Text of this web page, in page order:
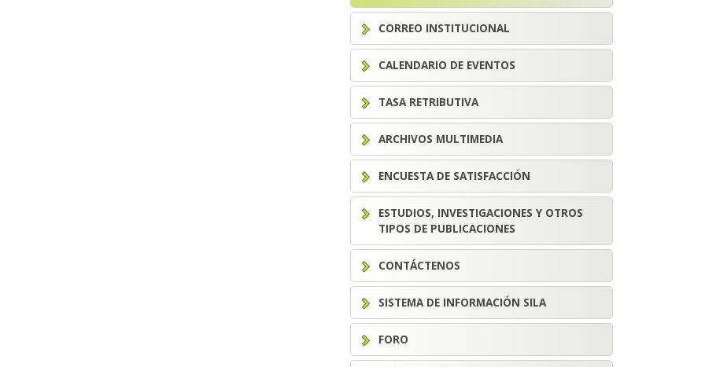
CORREO INSTITUCIONAL
CALENDARIO DE EVENTOS
TASA RETRIBUTIVA
ARCHIVOS MULTIMEDIA
ENCUESTA DE SATISFACCIÓN
ESTUDIOS, INVESTIGACIONES Y OTROS
TIPOS DE PUBLICACIONES
CONTÁCTENOS
SISTEMA DE INFORMACIÓN SILA
FORO